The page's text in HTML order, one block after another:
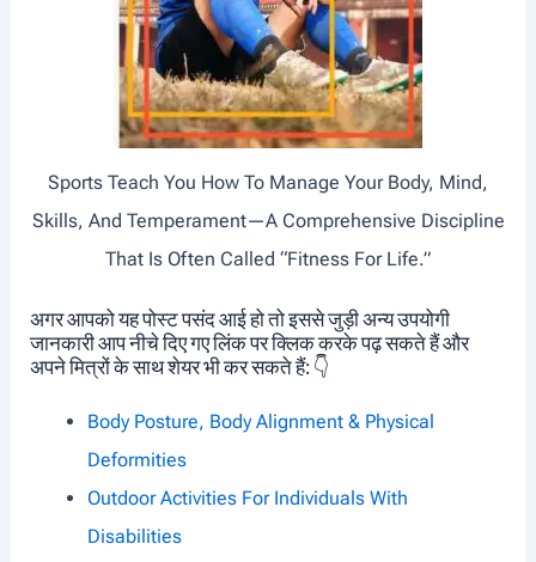
Sports Teach You How To Manage Your Body, Mind,
Skills, And Temperament—A Comprehensive Discipline
That Is Often Called “Fitness For Life.”
अगर आपको यह पोस्ट पसंद आई हो तो इससे जुड़ी अन्य उपयोगी
जानकारी आप नीचे दिए गए लिंक पर क्लिक करके पढ़ सकते हैं और
अपने मित्रों के साथ शेयर भी कर सकते हैं: 👇
Body Posture, Body Alignment & Physical
Deformities
Outdoor Activities For Individuals With
Disabilities